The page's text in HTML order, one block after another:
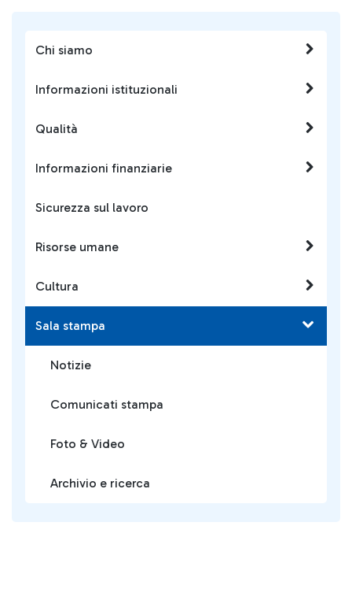
Chi siamo
Informazioni istituzionali
Qualità
Informazioni finanziarie
Sicurezza sul lavoro
Risorse umane
Cultura
Sala stampa
Notizie
Comunicati stampa
Foto & Video
Archivio e ricerca